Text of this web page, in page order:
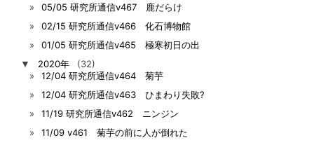
05/05 研究所通信v467 鹿だらけ
02/15 研究所通信v466 化石博物館
01/05 研究所通信v465 極寒初日の出
▼
2020年
(32)
12/04 研究所通信v464 菊芋
12/04 研究所通信v463 ひまわり失敗?
11/19 研究所通信v462 ニンジン
11/09 v461 菊芋の前に人が倒れた